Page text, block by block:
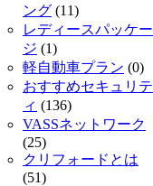
ング (11)
レディースパッケー
ジ (1)
軽自動車プラン (0)
おすすめセキュリテ
ィ (136)
VASSネットワーク
(25)
クリフォードとは
(51)